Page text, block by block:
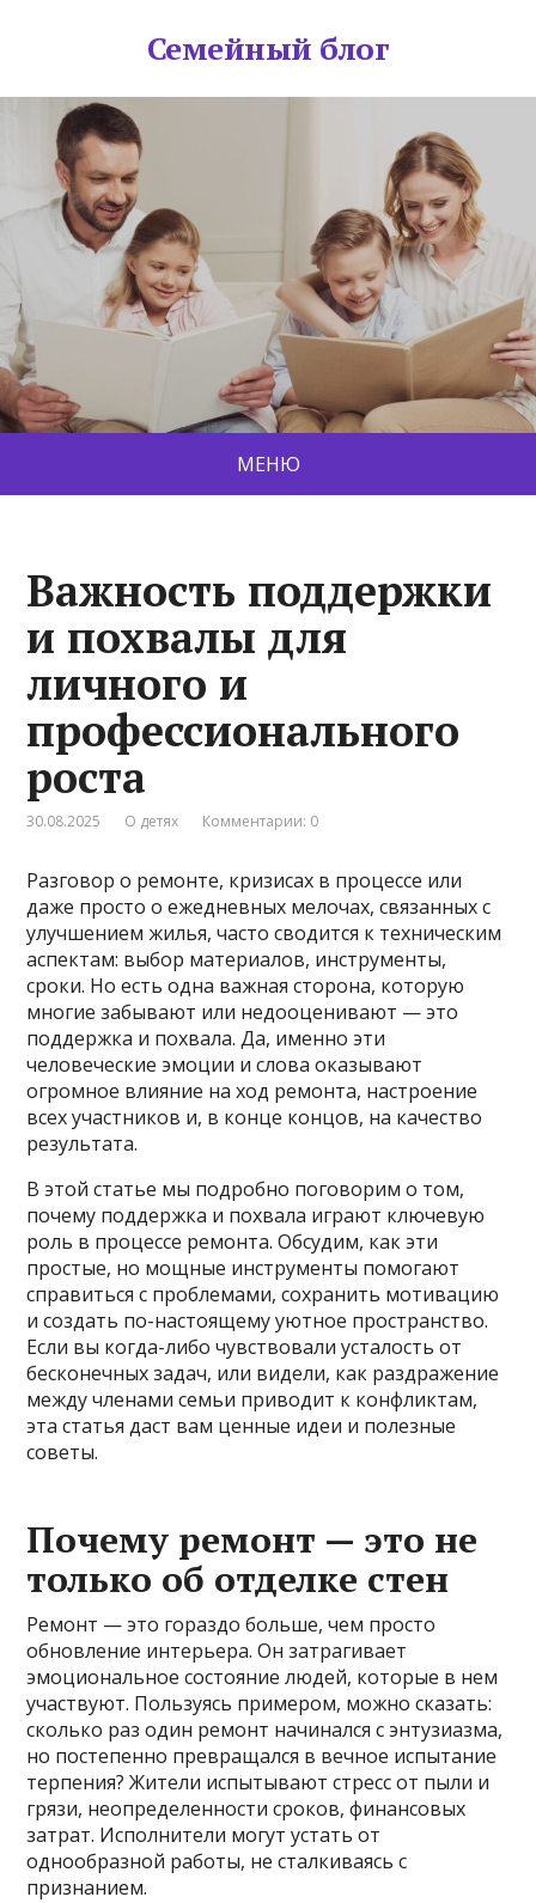
Семейный блог
МЕНЮ
Важность поддержки
и похвалы для
личного и
профессионального
роста
30.08.2025 О детях Комментарии: 0
Разговор о ремонте, кризисах в процессе или
даже просто о ежедневных мелочах, связанных с
улучшением жилья, часто сводится к техническим
аспектам: выбор материалов, инструменты,
сроки. Но есть одна важная сторона, которую
многие забывают или недооценивают — это
поддержка и похвала. Да, именно эти
человеческие эмоции и слова оказывают
огромное влияние на ход ремонта, настроение
всех участников и, в конце концов, на качество
результата.
В этой статье мы подробно поговорим о том,
почему поддержка и похвала играют ключевую
роль в процессе ремонта. Обсудим, как эти
простые, но мощные инструменты помогают
справиться с проблемами, сохранить мотивацию
и создать по-настоящему уютное пространство.
Если вы когда-либо чувствовали усталость от
бесконечных задач, или видели, как раздражение
между членами семьи приводит к конфликтам,
эта статья даст вам ценные идеи и полезные
советы.
Почему ремонт — это не
только об отделке стен
Ремонт — это гораздо больше, чем просто
обновление интерьера. Он затрагивает
эмоциональное состояние людей, которые в нем
участвуют. Пользуясь примером, можно сказать:
сколько раз один ремонт начинался с энтузиазма,
но постепенно превращался в вечное испытание
терпения? Жители испытывают стресс от пыли и
грязи, неопределенности сроков, финансовых
затрат. Исполнители могут устать от
однообразной работы, не сталкиваясь с
признанием.